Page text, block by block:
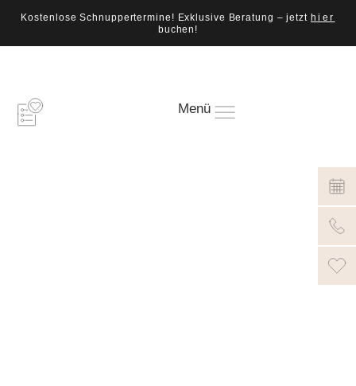
Kostenlose Schnuppertermine! Exklusive Beratung – jetzt hier
buchen!
Menü